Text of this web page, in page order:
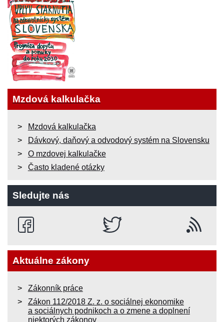
Mzdová kalkulačka
Mzdová kalkulačka
Dávkový, daňový a odvodový systém na Slovensku
O mzdovej kalkulačke
Často kladené otázky
Sledujte nás
Aktuálne zákony
Zákonník práce
Zákon 112/2018 Z. z. o sociálnej ekonomike
a sociálnych podnikoch a o zmene a doplnení
niektorých zákonov